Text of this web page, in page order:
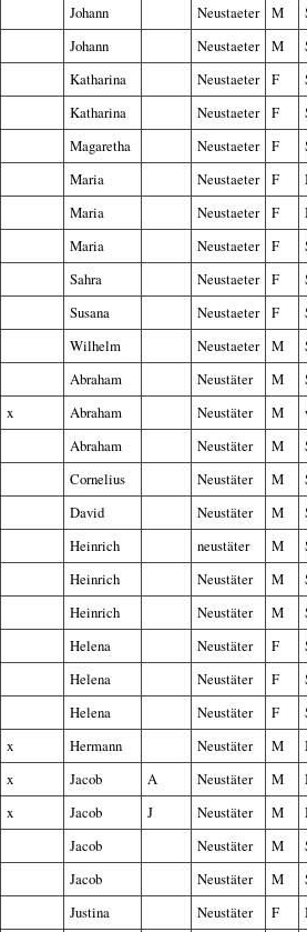
Johann Neustaeter M
Johann Neustaeter M
Katharina Neustaeter F
Katharina Neustaeter F
Magaretha Neustaeter F
Maria Neustaeter F
Maria Neustaeter F
Maria Neustaeter F
Sahra Neustaeter F
Susana Neustaeter F
Wilhelm Neustaeter M
Abraham Neustäter M
x Abraham Neustäter M
Abraham Neustäter M
Cornelius Neustäter M
David Neustäter M
Heinrich neustäter M
Heinrich Neustäter M
Heinrich Neustäter M
Helena Neustäter F
Helena Neustäter F
Helena Neustäter F
x Hermann Neustäter M
x Jacob A Neustäter M
x Jacob J Neustäter M
Jacob Neustäter M
Jacob Neustäter M
Justina Neustäter F